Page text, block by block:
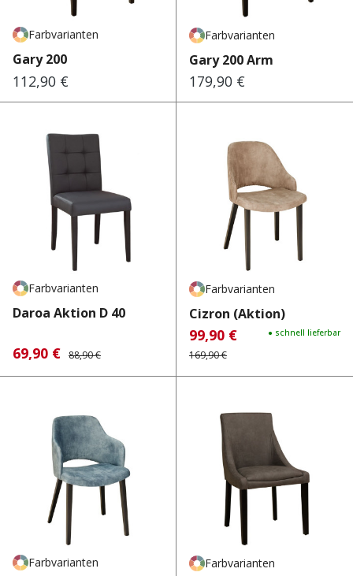
Farbvarianten
Gary 200
Regulärer Preis:
112,90 €
Farbvarianten
Gary 200 Arm
Regulärer Preis:
179,90 €
Farbvarianten
Daroa Aktion D 40
Verkaufspreis:
69,90 € Regulärer Preis:
88,90 €
Farbvarianten
Cizron (Aktion)
Verkaufspreis:
99,90 €
Regulärer Preis:
169,90 €
● schnell lieferbar
Farbvarianten Farbvarianten